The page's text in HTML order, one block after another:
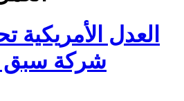
العدل
شركة